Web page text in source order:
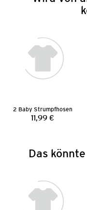
2 Baby Strumpfhosen
Preis:
11,99 €
Das